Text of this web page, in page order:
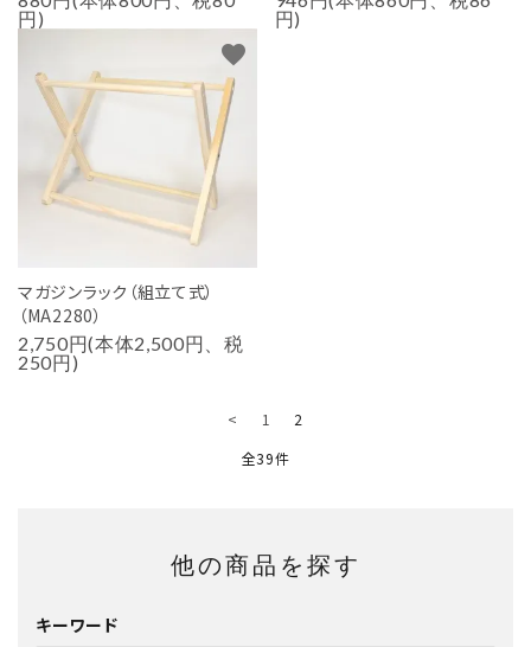
円)
円)
マガジンラック（組立て式）
（MA2280）
2,750円(本体2,500円、税
250円)
favorite
< 1
2
全39件
他の商品を探す
キーワード